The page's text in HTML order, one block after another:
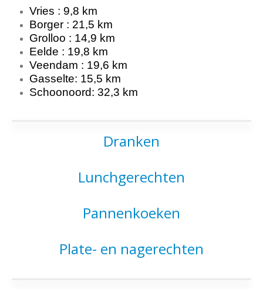
Vries : 9,8 km
Borger : 21,5 km
Grolloo : 14,9 km
Eelde : 19,8 km
Veendam : 19,6 km
Gasselte: 15,5 km
Schoonoord: 32,3 km
Dranken
Lunchgerechten
Pannenkoeken
Plate- en nagerechten